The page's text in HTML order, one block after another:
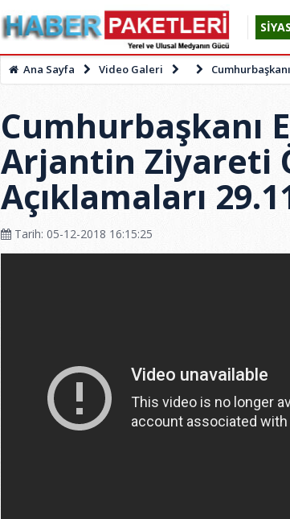
Ana Sayfa Video Galeri
Cumhurbaşkanı
Arjantin Ziyareti
Açıklamaları
Tarih: 05-12-2018 16:15:25